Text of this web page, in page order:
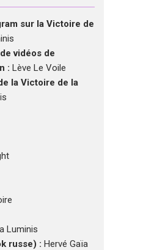
sur la Victoire de
vidéos de
: Lève Le Voile
la Victoire de la
Luminis
russe) : Hervé Gaïa